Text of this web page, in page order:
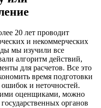
20 лет проводит
и некоммерческих
мы изучили все
алгоритм действий,
для расчетов. Все это
время подготовки
и неточностей.
оценщиками, можно
органов